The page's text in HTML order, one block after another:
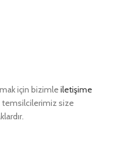
için bizimleiletişime
temsilcilerimiz size